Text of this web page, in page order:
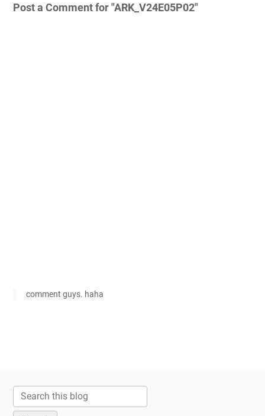
Post a Comment for "ARK_V24E05P02"
comment guys. haha